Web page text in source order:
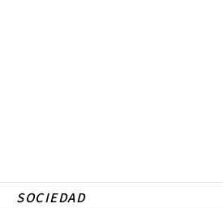
SOCIEDAD